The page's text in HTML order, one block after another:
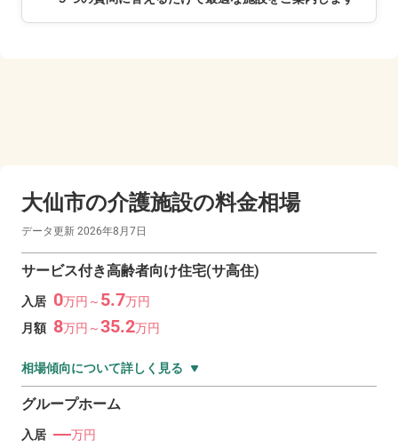
大仙市の介護施設の料金相場
データ更新 2026年8月7日
サービス付き高齢者向け住宅(サ高住)
入居 0万円～ 5.7万円
月額 8万円～35.2万円
相場傾向について詳しく見る
グループホーム
入居 ―万円